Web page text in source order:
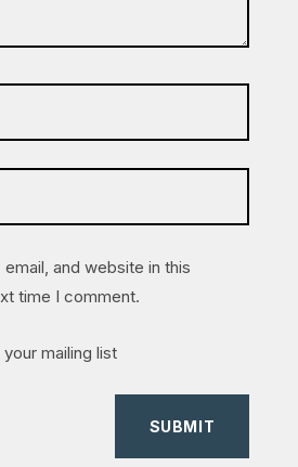
email, and website in this
time I comment.
mailing list
SUBMIT